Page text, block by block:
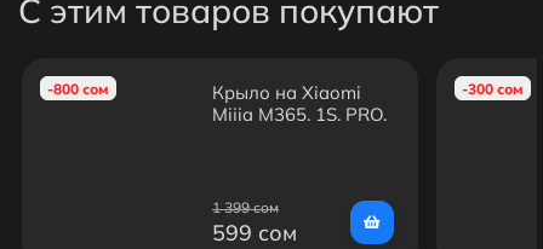
С этим товаров покупают
-800 сом
Крыло на Xiaomi
Mijia M365, 1S, PRO,
1 399 сом
599 сом
-300 сом